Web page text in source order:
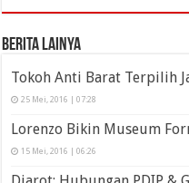
Berita Lainya
Tokoh Anti Barat Terpilih
25 Mei, 2016 | 07:28
Lorenzo Bikin Museum
15 Mei, 2016 | 06:26